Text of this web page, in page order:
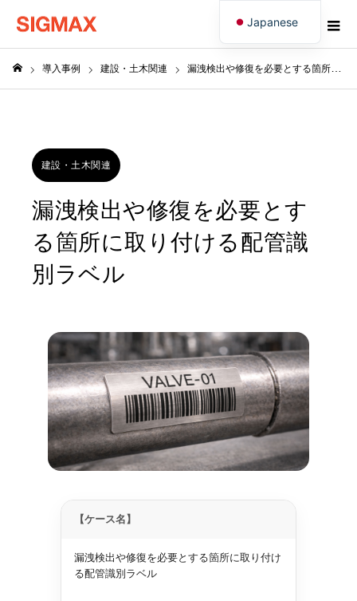
導入事例 建設・土木関連 漏洩検出や修復を必要とする箇所に取り付ける配管識別ラベル
建設・土木関連
漏洩検出や修復を必要とす
る箇所に取り付ける配管識
別ラベル
【ケース名】
漏洩検出や修復を必要とする箇所に取り付け
る配管識別ラベル
Japanese
English